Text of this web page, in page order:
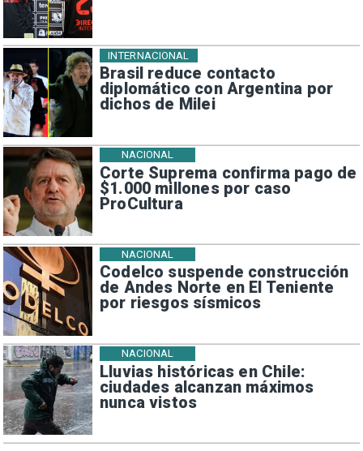
Brasil reduce contacto
diplomático con Argentina por
dichos de Milei
INTERNACIONAL
Corte Suprema confirma pago de
$1.000 millones por caso
ProCultura
NACIONAL
Codelco suspende construcción
de Andes Norte en El Teniente
por riesgos sísmicos
NACIONAL
Lluvias históricas en Chile:
ciudades alcanzan máximos
nunca vistos
NACIONAL